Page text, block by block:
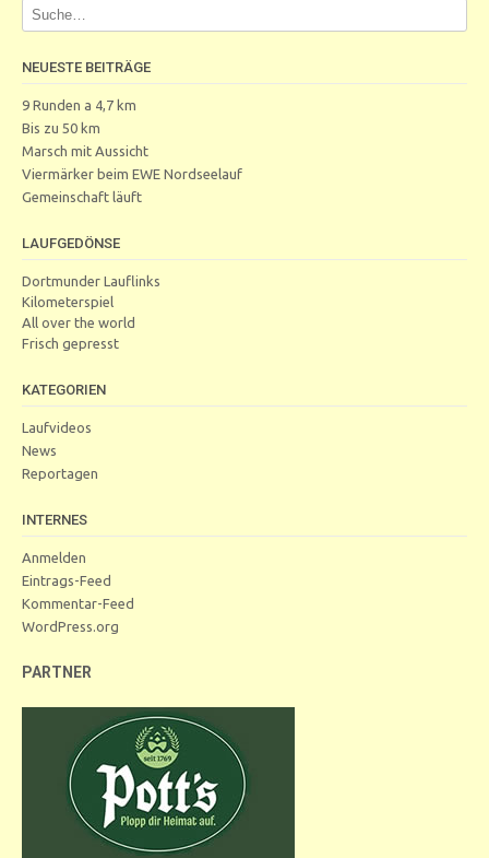
NEUESTE BEITRÄGE
9 Runden a 4,7 km
Bis zu 50 km
Marsch mit Aussicht
Viermärker beim EWE Nordseelauf
Gemeinschaft läuft
LAUFGEDÖNSE
Dortmunder Lauflinks
Kilometerspiel
All over the world
Frisch gepresst
KATEGORIEN
Laufvideos
News
Reportagen
INTERNES
Anmelden
Eintrags-Feed
Kommentar-Feed
WordPress.org
PARTNER